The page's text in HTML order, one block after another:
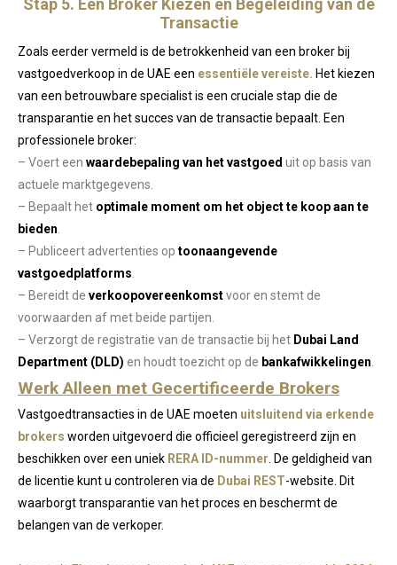
Stap 5. Een Broker Kiezen en Begeleiding van de
Transactie
Zoals eerder vermeld is de betrokkenheid van een broker bij
vastgoedverkoop in de UAE een essentiële vereiste. Het kiezen
van een betrouwbare specialist is een cruciale stap die de
transparantie en het succes van de transactie bepaalt. Een
professionele broker:
– Voert een waardebepaling van het vastgoed uit op basis van
actuele marktgegevens.
– Bepaalt het optimale moment om het object te koop aan te
bieden.
– Publiceert advertenties op toonaangevende
vastgoedplatforms.
– Bereidt de verkoopovereenkomstvoor en stemt de
voorwaarden af met beide partijen.
– Verzorgt de registratie van de transactie bij het Dubai Land
Department (DLD) en houdt toezicht op de bankafwikkelingen.
Werk Alleen met Gecertificeerde Brokers
Vastgoedtransacties in de UAE moeten uitsluitend via erkende
brokers worden uitgevoerd die officieel geregistreerd zijn en
beschikken over een uniek RERA ID-nummer. De geldigheid van
de licentie kunt u controleren via de Dubai REST-website. Dit
waarborgt transparantie van het proces en beschermt de
belangen van de verkoper.